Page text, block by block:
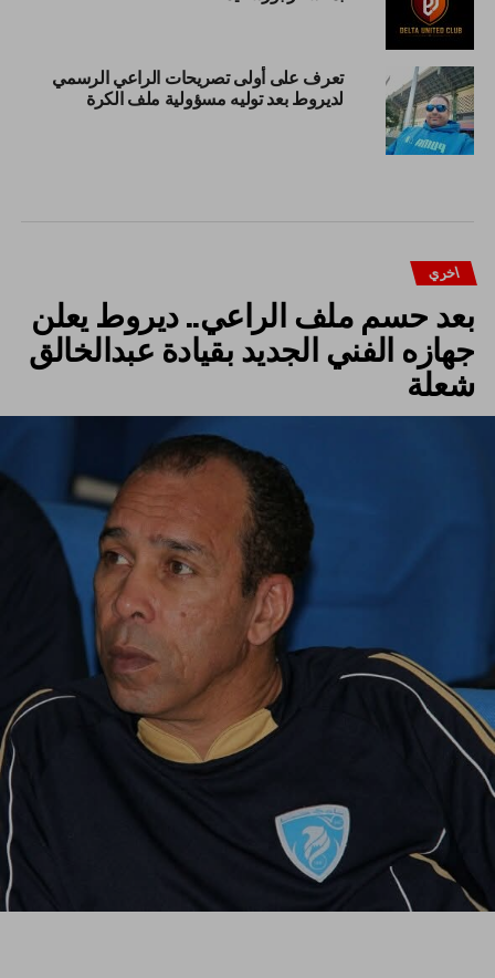
تعرف على أولى تصريحات الراعي الرسمي
لديروط بعد توليه مسؤولية ملف الكرة
اخري
بعد حسم ملف الراعي.. ديروط يعلن
جهازه الفني الجديد بقيادة عبدالخالق
شعلة